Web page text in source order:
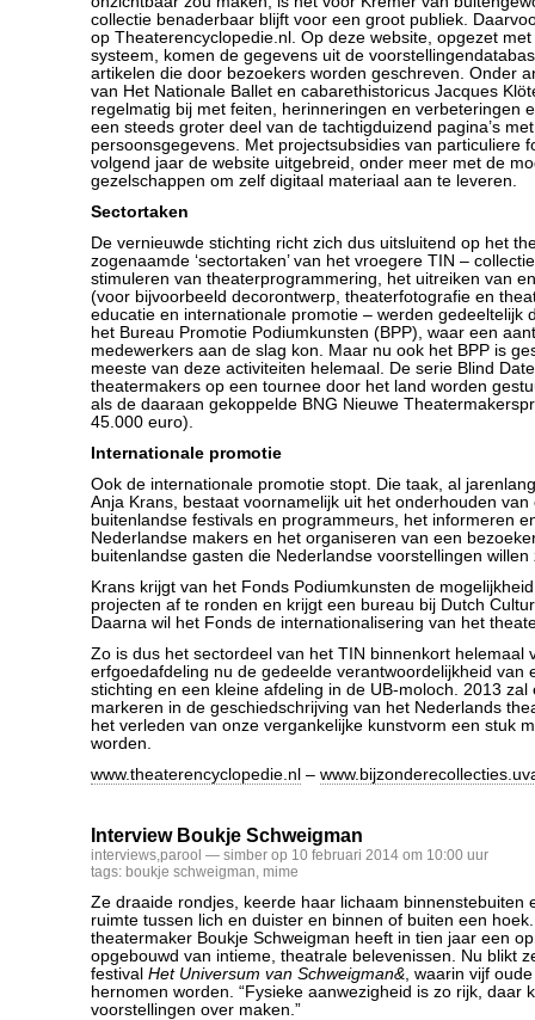
collectie benaderbaar blijft voor een groot publiek.
op Theaterencyclopedie.nl. Op deze website, opgezet
systeem, komen de gegevens uit de
artikelen die door bezoekers worden geschreven. Onder
van Het Nationale Ballet en cabarethistoricus Jacques
regelmatig bij met feiten, herinneringen en verbeteringen
een steeds groter deel van de tachtigduizend pagina’s
persoonsgegevens. Met projectsubsidies van particuliere
volgend jaar de website uitgebreid, onder meer met de
gezelschappen om zelf digitaal materiaal aan te leveren.
Sectortaken
De vernieuwde stichting richt zich dus uitsluitend op het
zogenaamde ‘sectortaken’ van het vroegere TIN –
stimuleren van theaterprogrammering, het uitreiken van
(voor bijvoorbeeld decorontwerp, theaterfotografie en
educatie en internationale promotie – werden gedeeltelijk
het Bureau Promotie Podiumkunsten (BPP), waar een
medewerkers aan de slag kon. Maar nu ook het BPP is
meeste van deze activiteiten helemaal. De serie Blind
theatermakers op een tournee door het land worden
als de daaraan gekoppelde BNG Nieuwe
45.000 euro).
Internationale promotie
Ook de internationale promotie stopt. Die taak, al
Anja Krans, bestaat voornamelijk uit het onderhouden van
buitenlandse festivals en programmeurs, het informeren
Nederlandse makers en het organiseren van een
buitenlandse gasten die Nederlandse voorstellingen willen
Krans krijgt van het Fonds Podiumkunsten de
projecten af te ronden en krijgt een bureau bij Dutch
Daarna wil het Fonds de internationalisering van het
Zo is dus het sectordeel van het TIN binnenkort helemaal
erfgoedafdeling nu de gedeelde verantwoordelijkheid van
stichting en een kleine afdeling in de UB-moloch. 2013 zal
markeren in de geschiedschrijving van het Nederlands
het verleden van onze vergankelijke kunstvorm een stuk
worden.
www.theaterencyclopedie.nl –
Interview Boukje Schweigman
interviews,parool — simber op 10 februari 2014 om 10:00 uur
tags: boukje schweigman, mime
Ze draaide rondjes, keerde haar lichaam binnenstebuiten
ruimte tussen lich en duister en binnen of buiten een
theatermaker Boukje Schweigman heeft in tien jaar een
opgebouwd van intieme, theatrale belevenissen. Nu blikt
festival Het Universum van Schweigman&, waarin vijf
hernomen worden. “Fysieke aanwezigheid is zo rijk, daar
voorstellingen over maken.”